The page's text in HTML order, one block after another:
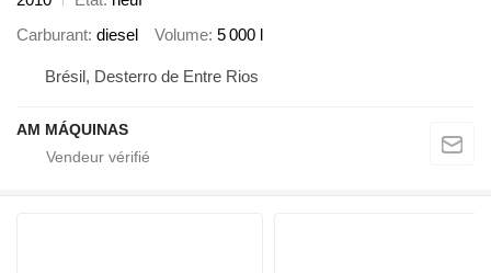
Carburant diesel Volume 5 000 l
Brésil, Desterro de Entre Rios
AM MÁQUINAS